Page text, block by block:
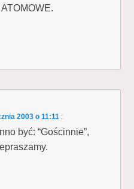
2003 o 11:11 :
być: “Gościnnie”,